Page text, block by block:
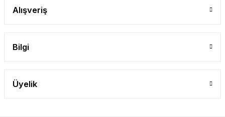
Alışveriş
Bilgi
Üyelik